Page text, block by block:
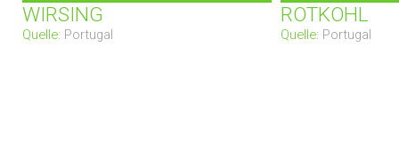
WIRSING
Quelle: Portugal
ROTKOHL
Quelle: Portugal